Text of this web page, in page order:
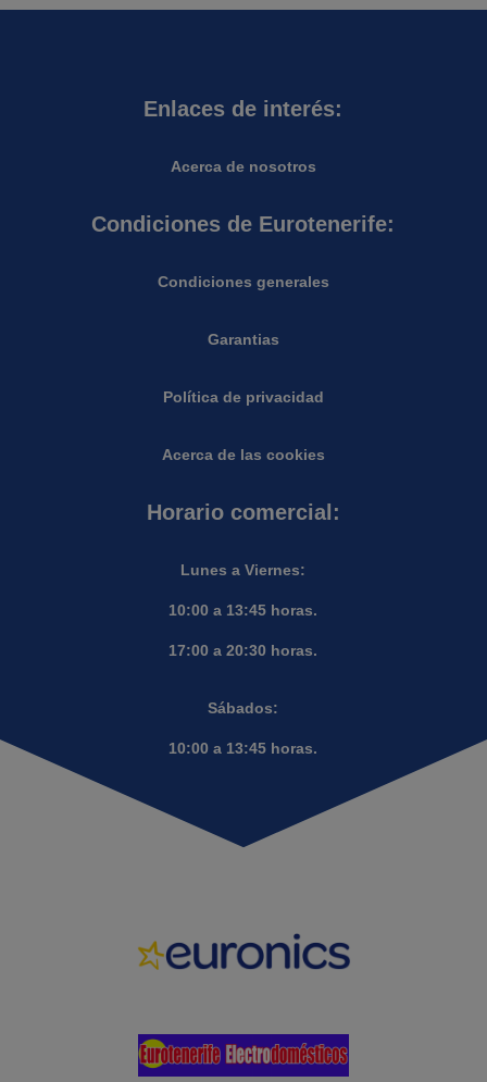
Enlaces de interés:
Acerca de nosotros
Condiciones de Eurotenerife:
Condiciones generales
Garantias
Política de privacidad
Acerca de las cookies
Horario comercial:
Lunes a Viernes:
10:00 a 13:45 horas.
17:00 a 20:30 horas.
Sábados:
10:00 a 13:45 horas.